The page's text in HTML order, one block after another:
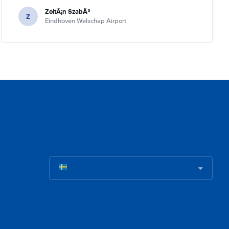
Z ZoltÃ¡n SzabÃ³
Eindhoven Welschap Airport